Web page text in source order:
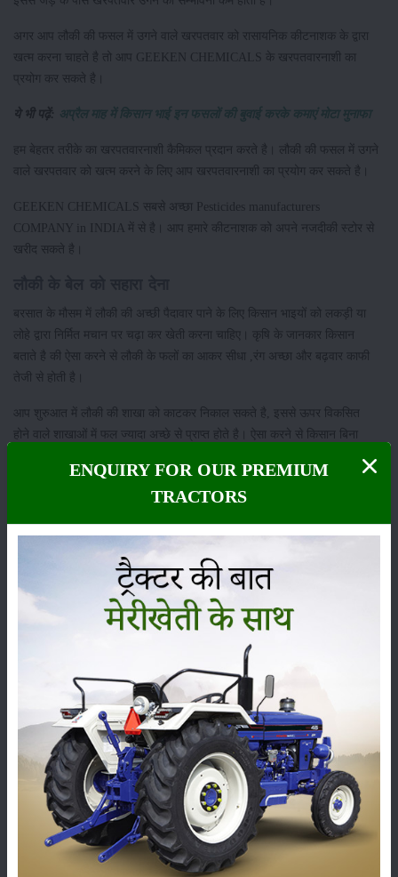
अगर आप लौकी की फसल में उगने वाले खरपतवार को रासायनिक कीटनाशक के द्वारा
खत्म करना चाहते है तो आप GEEKEN CHEMICALS के खरपतवारनाशी का
प्रयोग कर सकते है।
ये भी पढ़ें: अप्रैल माह में किसान भाई इन फसलों की बुवाई करके कमाएं मोटा मुनाफा
हम बेहतर तरीके का खरपतवारनाशी कैमिकल प्रदान करते है। लौकी की फसल में उगने
वाले खरपतवार को खत्म करने के लिए आप खरपतवारनाशी का प्रयोग कर सकते है।
GEEKEN CHEMICALS सबसे अच्छा Pesticides manufacturers
COMPANY in INDIA में से है। आप हमारे कीटनाशक को अपने नजदीकी स्टोर से
खरीद सकते है।
बरसात के मौसम में लौकी की अच्छी पैदावार पाने के लिए किसान भाइयों को लकड़ी या
लोहे द्वारा निर्मित मचान पर चढ़ा कर खेती करना चाहिए। कृषि के जानकार किसान
बताते है की ऐसा करने से लौकी के फलों का आकर सीधा ,रंग अच्छा और बढ़वार काफी
तेजी से होती है।
आप शुरुआत में लौकी की शाखा को काटकर निकाल सकते है, इससे ऊपर विकसित
होने वाले शाखाओं में फल ज्यादा अच्छे से प्राप्त होते है। ऐसा करने से किसान बिना
लौकी के कीट एवं नियंत्रण
वैसे तो लौकी की फसल में कई तरह के कीट लगते है। लेकिन इनमें कद्दू का लाल कीट
सबसे खतरनाक होता है। यह कीट चमकीली नारंगी रंग का होता है तथा सिर, वक्ष एवं
उदर का निचला भाग काला होता है।
इसकी सुंडी नीचे की तरफ पाई जाती है। कद्दू का लाल कीट सुंडी व वयस्क दोनों को
नुकसान पहुँचाता है। यह ज्यादातर पौधों की जड़ों पर आक्रमण करता है। कृषि
एक्सपर्ट की मानें तो यह कीट जनवरी से मार्च के महीने तक ज्यादा आक्रमण करते है।
आप इस कीट को खत्म करने के लिए GEEKEN CHEMICALS का प्रयोग कर
सकते है। GEEKEN CHEMICALS ने कद्दू का लाल कीट (रेड पम्पकिन बिटिल)
को ख़त्म करने के लिए एक अलग तरह का कीटनाशक बनाया है , जो इस तरह के कीटों
को खत्म कर फसल की पैदावार को बढ़ाता है।
फल मक्खी
फल मक्खी लौकी की फसल के लिए बहुत ही हानिकारक मानी जाती है। इस कीट की
सुंडी सबसे ज्यादा फसल को नुकसान पहुँचाती है। फल मख्खी के सिर पर काले तथा
ENQUIRY FOR OUR PREMIUM
TRACTORS